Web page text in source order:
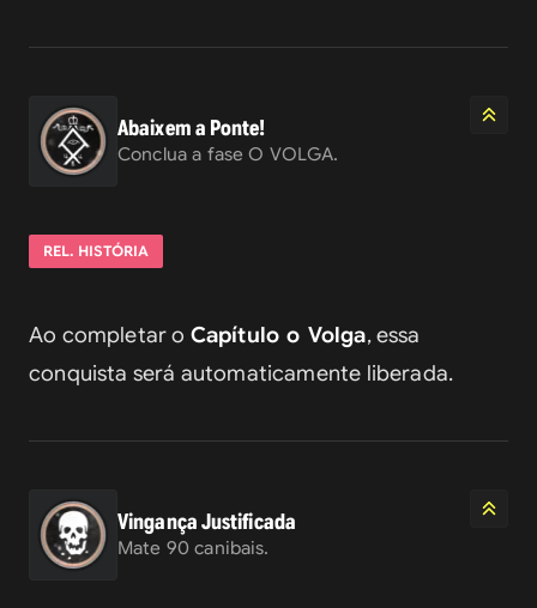
Abaixem a Ponte!
Conclua a fase O VOLGA.
REL. HISTÓRIA
Ao completar o Capítulo o Volga, essa
conquista será automaticamente liberada.
Vingança Justificada
Mate 90 canibais.